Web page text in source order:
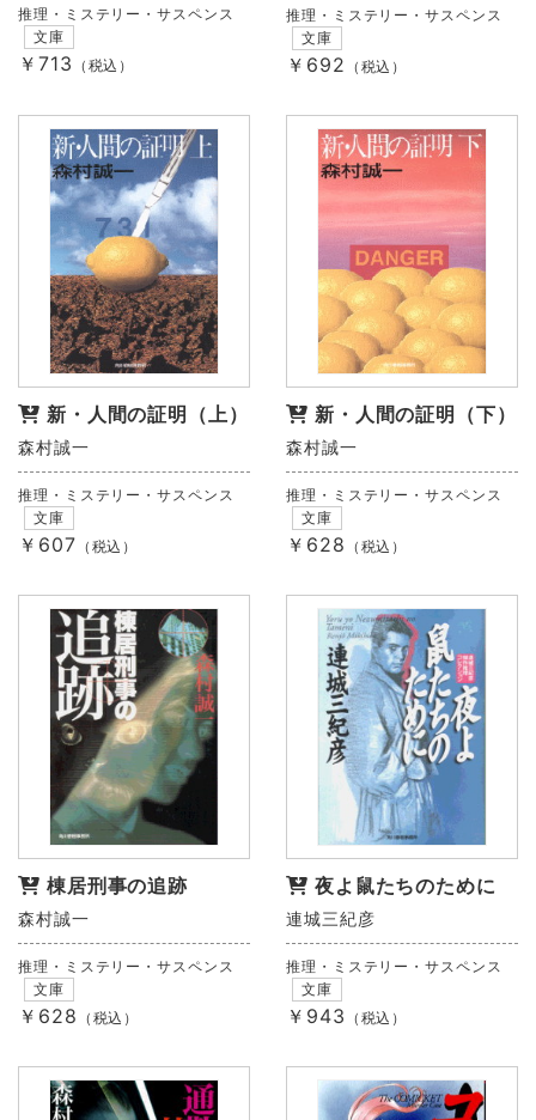
推理・ミステリー・サスペンス
文庫
￥713 （税込）
推理・ミステリー・サスペンス
文庫
￥692 （税込）
新・人間の証明（上）
森村誠一
推理・ミステリー・サスペンス
文庫
￥607 （税込）
新・人間の証明（下）
森村誠一
推理・ミステリー・サスペンス
文庫
￥628 （税込）
棟居刑事の追跡
森村誠一
推理・ミステリー・サスペンス
文庫
￥628 （税込）
夜よ鼠たちのために
連城三紀彦
推理・ミステリー・サスペンス
文庫
￥943 （税込）